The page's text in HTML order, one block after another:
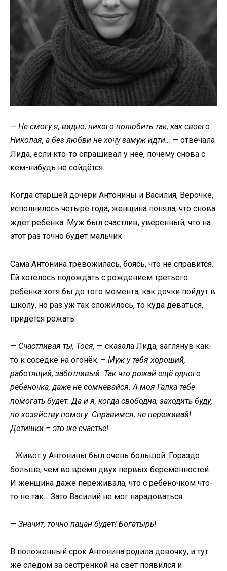
— Не смогу я, видно, никого полюбить так, как своего
Николая, а без любви не хочу замуж идти… — отвечала
Лида, если кто-то спрашивал у неё, почему снова с
кем-нибудь не сойдётся.
Когда старшей дочери Антонины и Василия, Верочке,
исполнилось четыре года, женщина поняла, что снова
ждёт ребёнка. Муж был счастлив, уверенный, что на
этот раз точно будет мальчик.
Сама Антонина тревожилась, боясь, что не справится.
Ей хотелось подождать с рождением третьего
ребёнка хотя бы до того момента, как дочки пойдут в
школу, но раз уж так сложилось, то куда деваться,
придётся рожать.
— Счастливая ты, Тося, — сказала Лида, заглянув как-
то к соседке на огонёк. – Муж у тебя хороший,
работящий, заботливый. Так что рожай ещё одного
ребёночка, даже не сомневайся. А моя Галка тебе
помогать будет. Да и я, когда свободна, заходить буду,
по хозяйству помогу. Справимся, не переживай!
Детишки – это же счастье!
…Живот у Антонины был очень большой. Гораздо
больше, чем во время двух первых беременностей.
И женщина даже переживала, что с ребёночком что-
то не так… Зато Василий не мог нарадоваться.
— Значит, точно пацан будет! Богатырь!
В положенный срок Антонина родила девочку, и тут
же следом за сестрёнкой на свет появился и